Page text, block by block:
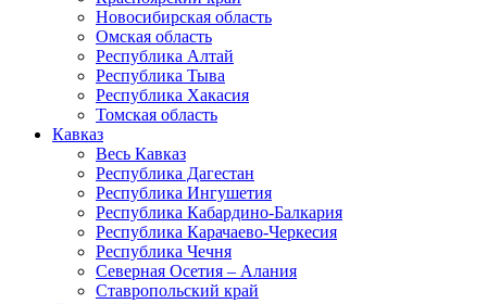
Новосибирская область
Омская область
Республика Алтай
Республика Тыва
Республика Хакасия
Томская область
Кавказ
Весь Кавказ
Республика Дагестан
Республика Ингушетия
Республика Кабардино-Балкария
Республика Карачаево-Черкесия
Республика Чечня
Северная Осетия – Алания
Ставропольский край